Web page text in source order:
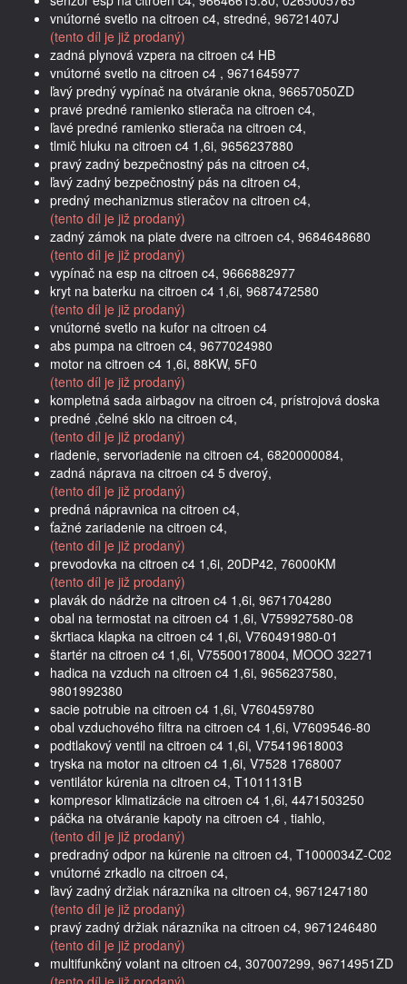
vnútorné svetlo na citroen c4, stredné, 96721407J
(tento díl je již prodaný)
zadná plynová vzpera na citroen c4 HB
vnútorné svetlo na citroen c4 , 9671645977
ľavý predný vypínač na otváranie okna, 96657050ZD
pravé predné ramienko stierača na citroen c4,
ľavé predné ramienko stierača na citroen c4,
tlmič hluku na citroen c4 1,6i, 9656237880
pravý zadný bezpečnostný pás na citroen c4,
ľavý zadný bezpečnostný pás na citroen c4,
predný mechanizmus stieračov na citroen c4,
(tento díl je již prodaný)
zadný zámok na piate dvere na citroen c4, 9684648680
(tento díl je již prodaný)
vypínač na esp na citroen c4, 9666882977
kryt na baterku na citroen c4 1,6i, 9687472580
(tento díl je již prodaný)
vnútorné svetlo na kufor na citroen c4
abs pumpa na citroen c4, 9677024980
motor na citroen c4 1,6i, 88KW, 5F0
(tento díl je již prodaný)
kompletná sada airbagov na citroen c4, prístrojová doska
predné ,čelné sklo na citroen c4,
(tento díl je již prodaný)
riadenie, servoriadenie na citroen c4, 6820000084,
zadná náprava na citroen c4 5 dveroý,
(tento díl je již prodaný)
predná nápravnica na citroen c4,
ťažné zariadenie na citroen c4,
(tento díl je již prodaný)
prevodovka na citroen c4 1,6i, 20DP42, 76000KM
(tento díl je již prodaný)
plavák do nádrže na citroen c4 1,6i, 9671704280
obal na termostat na citroen c4 1,6i, V759927580-08
škrtiaca klapka na citroen c4 1,6i, V760491980-01
štartér na citroen c4 1,6i, V75500178004, MOOO 32271
hadica na vzduch na citroen c4 1,6i, 9656237580,
9801992380
sacie potrubie na citroen c4 1,6i, V760459780
obal vzduchového filtra na citroen c4 1,6i, V7609546-80
podtlakový ventil na citroen c4 1,6i, V75419618003
tryska na motor na citroen c4 1,6i, V7528 1768007
ventilátor kúrenia na citroen c4, T1011131B
kompresor klimatizácie na citroen c4 1,6i, 4471503250
páčka na otváranie kapoty na citroen c4 , tiahlo,
(tento díl je již prodaný)
predradný odpor na kúrenie na citroen c4, T1000034Z-C02
vnútorné zrkadlo na citroen c4,
ľavý zadný držiak nárazníka na citroen c4, 9671247180
(tento díl je již prodaný)
pravý zadný držiak nárazníka na citroen c4, 9671246480
(tento díl je již prodaný)
multifunkčný volant na citroen c4, 307007299, 96714951ZD